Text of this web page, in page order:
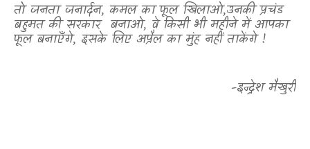
तो जनता जनार्दन, कमल का फूल खिलाओ,उनकी प्रचंड
बहुमत की सरकार बनाओ, वे किसी भी महीने में आपका
फूल बनाएँगे, इसके लिए अप्रैल का मुंह नहीं ताकेंगे !
-इन्द्रेश मैखुरी